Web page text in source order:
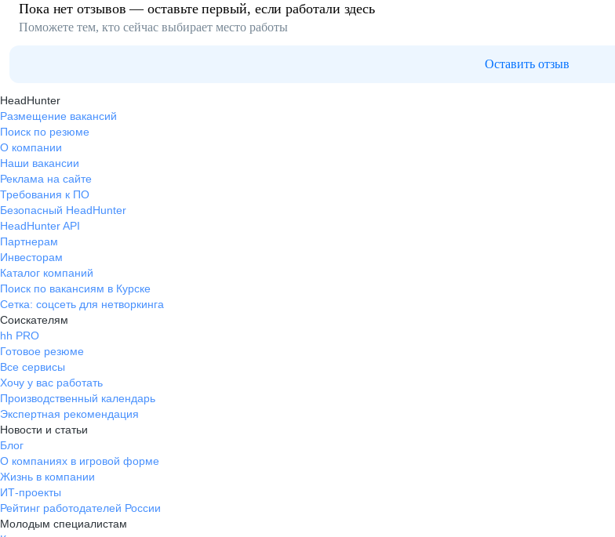
Пока нет отзывов — оставьте первый, если работали здесь
Поможете тем, кто сейчас выбирает место работы
Оставить отзыв
HeadHunter
Размещение вакансий
Поиск по резюме
О компании
Наши вакансии
Реклама на сайте
Требования к ПО
Безопасный HeadHunter
HeadHunter API
Партнерам
Инвесторам
Каталог компаний
Поиск по вакансиям в Курске
Сетка: соцсеть для нетворкинга
Соискателям
hh PRO
Готовое резюме
Все сервисы
Хочу у вас работать
Производственный календарь
Экспертная рекомендация
Новости и статьи
Блог
О компаниях в игровой форме
Жизнь в компании
ИТ-проекты
Рейтинг работодателей России
Молодым специалистам